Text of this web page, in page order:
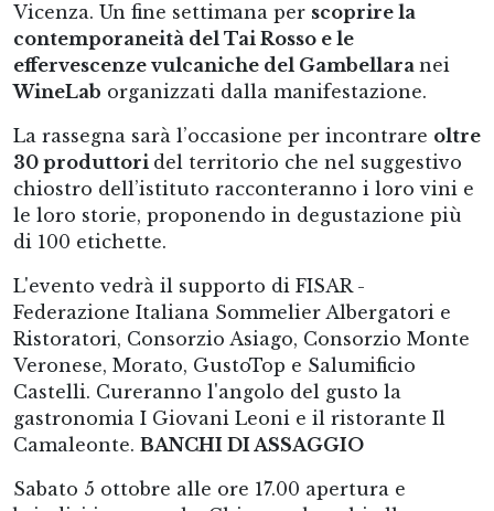
Vicenza. Un fine settimana per scoprire la
contemporaneità del Tai Rosso e le
effervescenze vulcaniche del Gambellara nei
WineLab organizzati dalla manifestazione.
La rassegna sarà l’occasione per incontrare oltre
30 produttori del territorio che nel suggestivo
chiostro dell’istituto racconteranno i loro vini e
le loro storie, proponendo in degustazione più
di 100 etichette.
L'evento vedrà il supporto di FISAR -
Federazione Italiana Sommelier Albergatori e
Ristoratori, Consorzio Asiago, Consorzio Monte
Veronese, Morato, GustoTop e Salumificio
Castelli. ​Cureranno l'angolo del gusto la
gastronomia I Giovani Leoni e il ristorante Il
Camaleonte. ​BANCHI DI ASSAGGIO
Sabato 5 ottobre alle ore 17.00 apertura e